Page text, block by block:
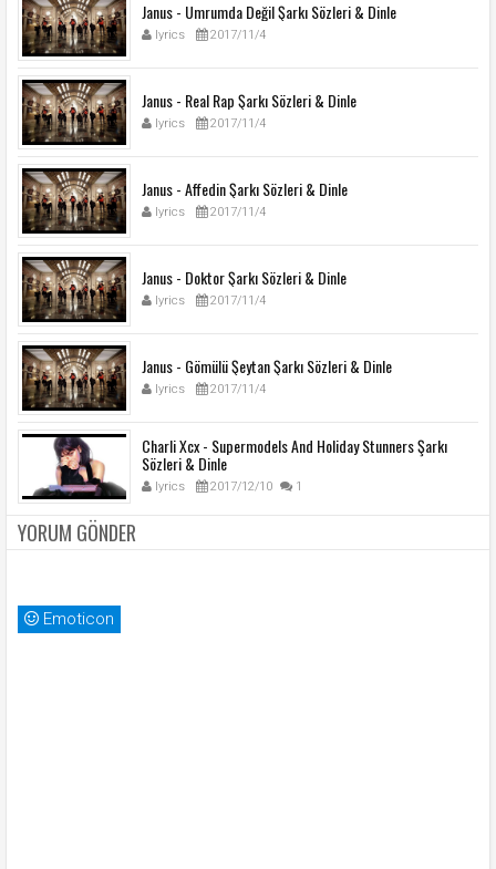
Janus - Umrumda Değil Şarkı Sözleri & Dinle
lyrics 2017/11/4
Janus - Real Rap Şarkı Sözleri & Dinle
lyrics 2017/11/4
Janus - Affedin Şarkı Sözleri & Dinle
lyrics 2017/11/4
Janus - Doktor Şarkı Sözleri & Dinle
lyrics 2017/11/4
Janus - Gömülü Şeytan Şarkı Sözleri & Dinle
lyrics 2017/11/4
Charli Xcx - Supermodels And Holiday Stunners Şarkı
Sözleri & Dinle
lyrics 2017/12/10 1
YORUM GÖNDER
Emoticon